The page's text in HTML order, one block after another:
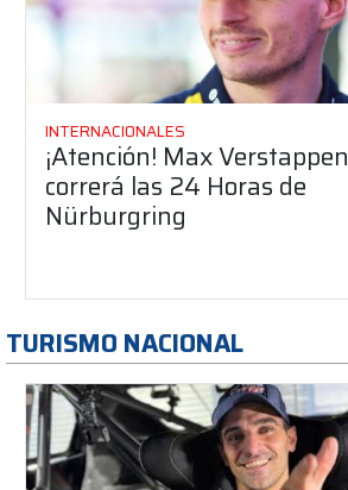
INTERNACIONALES
¡Atención! Max Verstappen
correrá las 24 Horas de
Nürburgring
TURISMO NACIONAL